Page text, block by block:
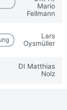
Mario
Fellmann
Lars
Oysmüller
DI Matthias
Nolz